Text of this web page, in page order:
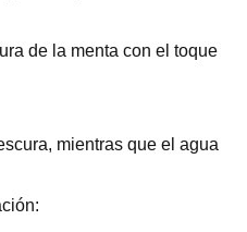
de la menta con el toque
mientras que el agua